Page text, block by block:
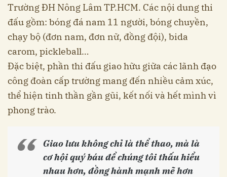
Trường ĐH Nông Lâm TP.HCM. Các nội dung thi
đấu gồm: bóng đá nam 11 người, bóng chuyền,
chạy bộ (đơn nam, đơn nữ, đồng đội), bida
carom, pickleball…
Đặc biệt, phần thi đấu giao hữu giữa các lãnh đạo
công đoàn cấp trường mang đến nhiều cảm xúc,
thể hiện tinh thần gần gũi, kết nối và hết mình vì
phong trào.
Giao lưu không chỉ là thể thao, mà là
cơ hội quý báu để chúng tôi thấu hiểu
nhau hơn, đồng hành mạnh mẽ hơn